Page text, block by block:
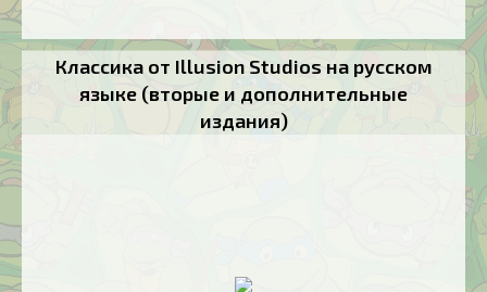
Классика от Illusion Studios на русском
языке (вторые и дополнительные
издания)